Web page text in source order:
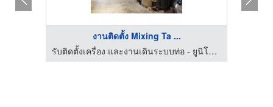
งานติดตั้ง Mixing Ta ...
รับติดตั้งเครื่อง และงานเดินระบบท่อ - ยูนิโฟร์ เอ็นจิเนียริ่ง